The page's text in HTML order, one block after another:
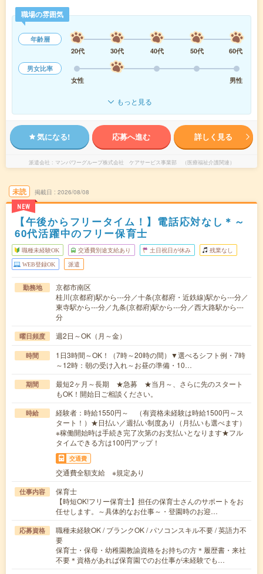
職場の雰囲気
年齢層
20代
30代 40代 50代
60代
男女比率
女性
男性
もっと見る
気になる! 応募へ進む 詳しく見る
派遣会社 マンパワーグループ株式会社 ケアサービス事業部 （医療福祉介護関連）
未読
NEW
掲載日 2026/08/08
【午後からフリータイム！】電話応対なし＊～
60代活躍中のフリー保育士
職種未経験OK 交通費別途支給あり 土日祝日が休み 残業なし
WEB登録OK 派遣
勤務地
京都市南区
桂川(京都府)駅から---分／十条(京都府・近鉄線)駅から---分／
東寺駅から---分／九条(京都府)駅から---分／西大路駅から---
分
曜日頻度 週2日～OK（月～金）
時間
1日3時間～OK！（7時～20時の間）▼選べるシフト例・7時
～12時：朝の受け入れ～お昼の準備・10…
期間
最短2ヶ月～長期 ★急募 ★当月～、さらに先のスタート
もOK！開始日ご相談ください。
時給
経験者：時給1550円～ （有資格未経験は時給1500円～ス
タート！）★日払い／週払い制度あり（月払いも選べます）
※稼働開始時は手続き完了次第のお支払いとなります★フル
タイムできる方は100円アップ！
交通費
交通費全額支給 ※規定あり
仕事内容
保育士
【時短OK!フリー保育士】担任の保育士さんのサポートをお
任せします。～具体的なお仕事～・登園時のお迎…
応募資格
職種未経験OK / ブランクOK / パソコンスキル不要 / 英語力不
要
保育士・保母・幼稚園教諭資格をお持ちの方＊履歴書・来社
不要＊資格があれば保育園でのお仕事が未経験でも…